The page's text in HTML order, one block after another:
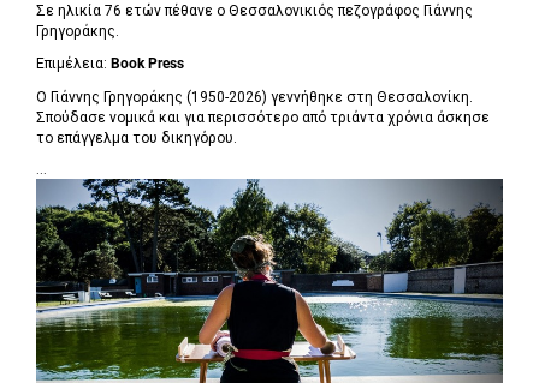
Σε ηλικία 76 ετών πέθανε ο Θεσσαλονικιός πεζογράφος Γιάννης
Γρηγοράκης.
Επιμέλεια: Book Press
Ο Γιάννης Γρηγοράκης (1950-2026) γεννήθηκε στη Θεσσαλονίκη.
Σπούδασε νομικά και για περισσότερο από τριάντα χρόνια άσκησε
το επάγγελμα του δικηγόρου.
...